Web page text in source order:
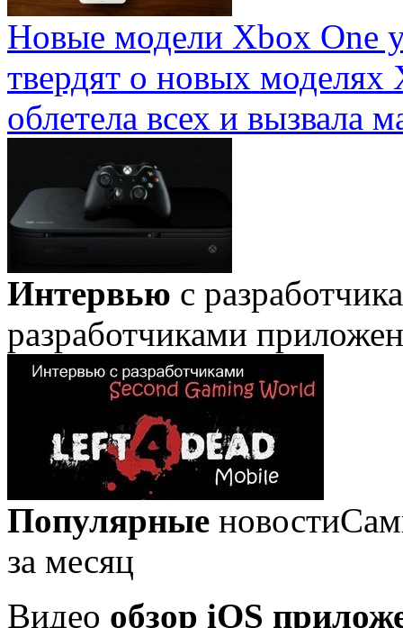
Новые модели Xbox One
твердят о новых
облетела всех и вызвала
Интервью с
разработчиками
Популярные новости
за месяц
Видео обзор iOS